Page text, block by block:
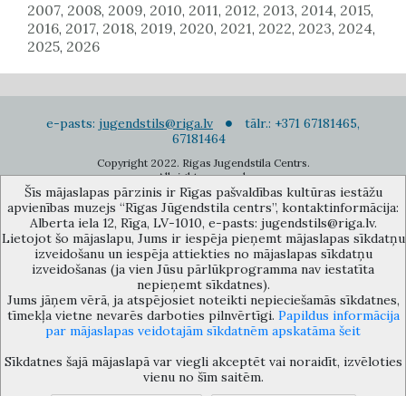
2007, 2008, 2009, 2010, 2011, 2012, 2013, 2014, 2015,
2016, 2017, 2018, 2019, 2020, 2021, 2022, 2023, 2024,
2025, 2026
e-pasts: jugendstils@riga.lv
tālr.: +371 67181465,
67181464
Copyright 2022. Rigas Jugendstila Centrs.
All right reserved.
Pierakstīties jaunumiem
Rīgas pašvaldības kultūras iestāžu apvienības muzejs “Rīgas Jūgendstila
centrs”, Alberta iela 12, Rīga, LV 1010, Latvija (durvju kods: 12),
jugendstils@riga.lv
Šīs mājaslapas pārzinis ir Rīgas pašvaldības kultūras iestāžu
apvienības muzejs “Rīgas Jūgendstila centrs”, kontaktinformācija:
Alberta iela 12, Rīga, LV-1010, e-pasts: jugendstils@riga.lv.
Lietojot šo mājaslapu, Jums ir iespēja pieņemt mājaslapas sīkdatņu
izveidošanu un iespēja attiekties no mājaslapas sīkdatņu
izveidošanas (ja vien Jūsu pārlūkprogramma nav iestatīta
nepieņemt sīkdatnes).
Jums jāņem vērā, ja atspējosiet noteikti nepieciešamās sīkdatnes,
tīmekļa vietne nevarēs darboties pilnvērtīgi. Papildus informācija
par mājaslapas veidotajām sīkdatnēm apskatāma šeit
Sīkdatnes šajā mājaslapā var viegli akceptēt vai noraidīt, izvēloties
vienu no šīm saitēm.